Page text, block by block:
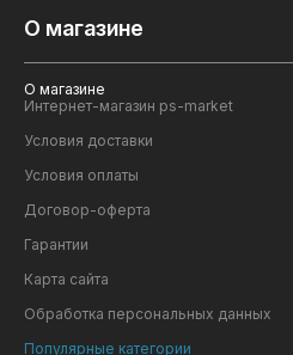
О магазине
О магазине
Интернет-магазин ps-market
Условия доставки
Условия оплаты
Договор-оферта
Гарантии
Карта сайта
Обработка персональных данных
Популярные категории